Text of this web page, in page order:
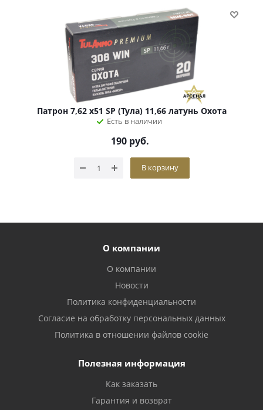
Патрон 7,62 х51 SP (Тула) 11,66 латунь Охота
Есть в наличии
190руб.
В корзину
О компании
О компании
Новости
Политика конфиденциальности
Согласие на обработку персональных данных
Политика в отношении файлов cookie
Полезная информация
Как заказать
Гарантия и возврат